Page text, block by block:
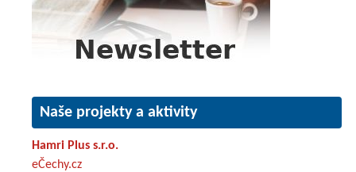
Naše projekty a aktivity
Hamri Plus s.r.o.
eČechy.cz